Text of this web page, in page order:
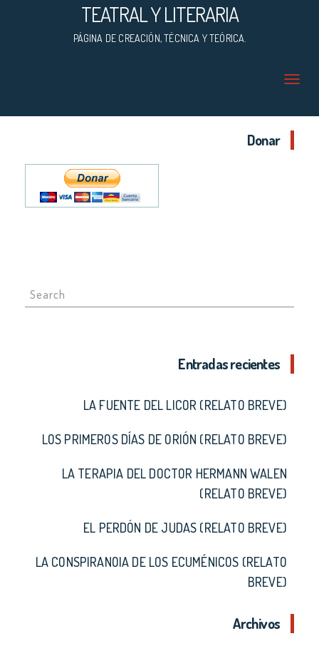
TEATRAL Y LITERARIA
PÁGINA DE CREACIÓN, TÉCNICA Y TEÓRICA.
Donar
Search
for:
Entradas recientes
LA FUENTE DEL LICOR (RELATO BREVE)
LOS PRIMEROS DÍAS DE ORIÓN (RELATO BREVE)
LA TERAPIA DEL DOCTOR HERMANN WALEN
(RELATO BREVE)
EL PERDÓN DE JUDAS (RELATO BREVE)
LA CONSPIRANOIA DE LOS ECUMÉNICOS (RELATO
BREVE)
Archivos